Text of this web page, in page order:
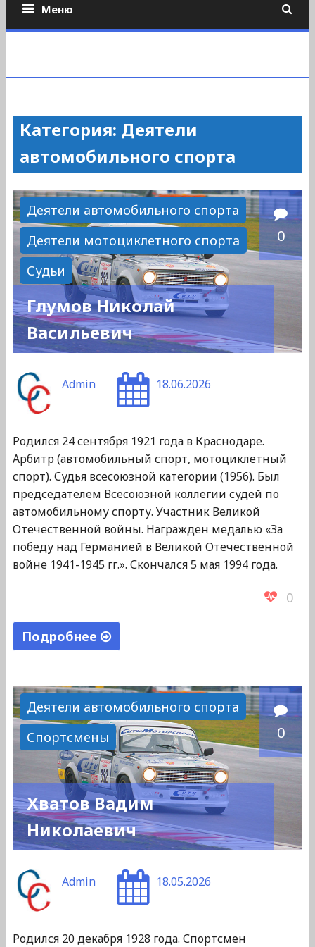
Меню
Категория: Деятели
автомобильного спорта
Деятели автомобильного спорта
Деятели мотоциклетного спорта
Судьи
0
Глумов Николай
Васильевич
Admin 18.06.2026
Родился 24 сентября 1921 года в Краснодаре.
Арбитр (автомобильный спорт, мотоциклетный
спорт). Судья всесоюзной категории (1956). Был
председателем Всесоюзной коллегии судей по
автомобильному спорту. Участник Великой
Отечественной войны. Награжден медалью «За
победу над Германией в Великой Отечественной
войне 1941-1945 гг.». Скончался 5 мая 1994 года.
0
Подробнее
Васильевич"
Деятели автомобильного спорта
Спортсмены
0
Хватов Вадим
Николаевич
Admin 18.05.2026
Родился 20 декабря 1928 года. Спортсмен